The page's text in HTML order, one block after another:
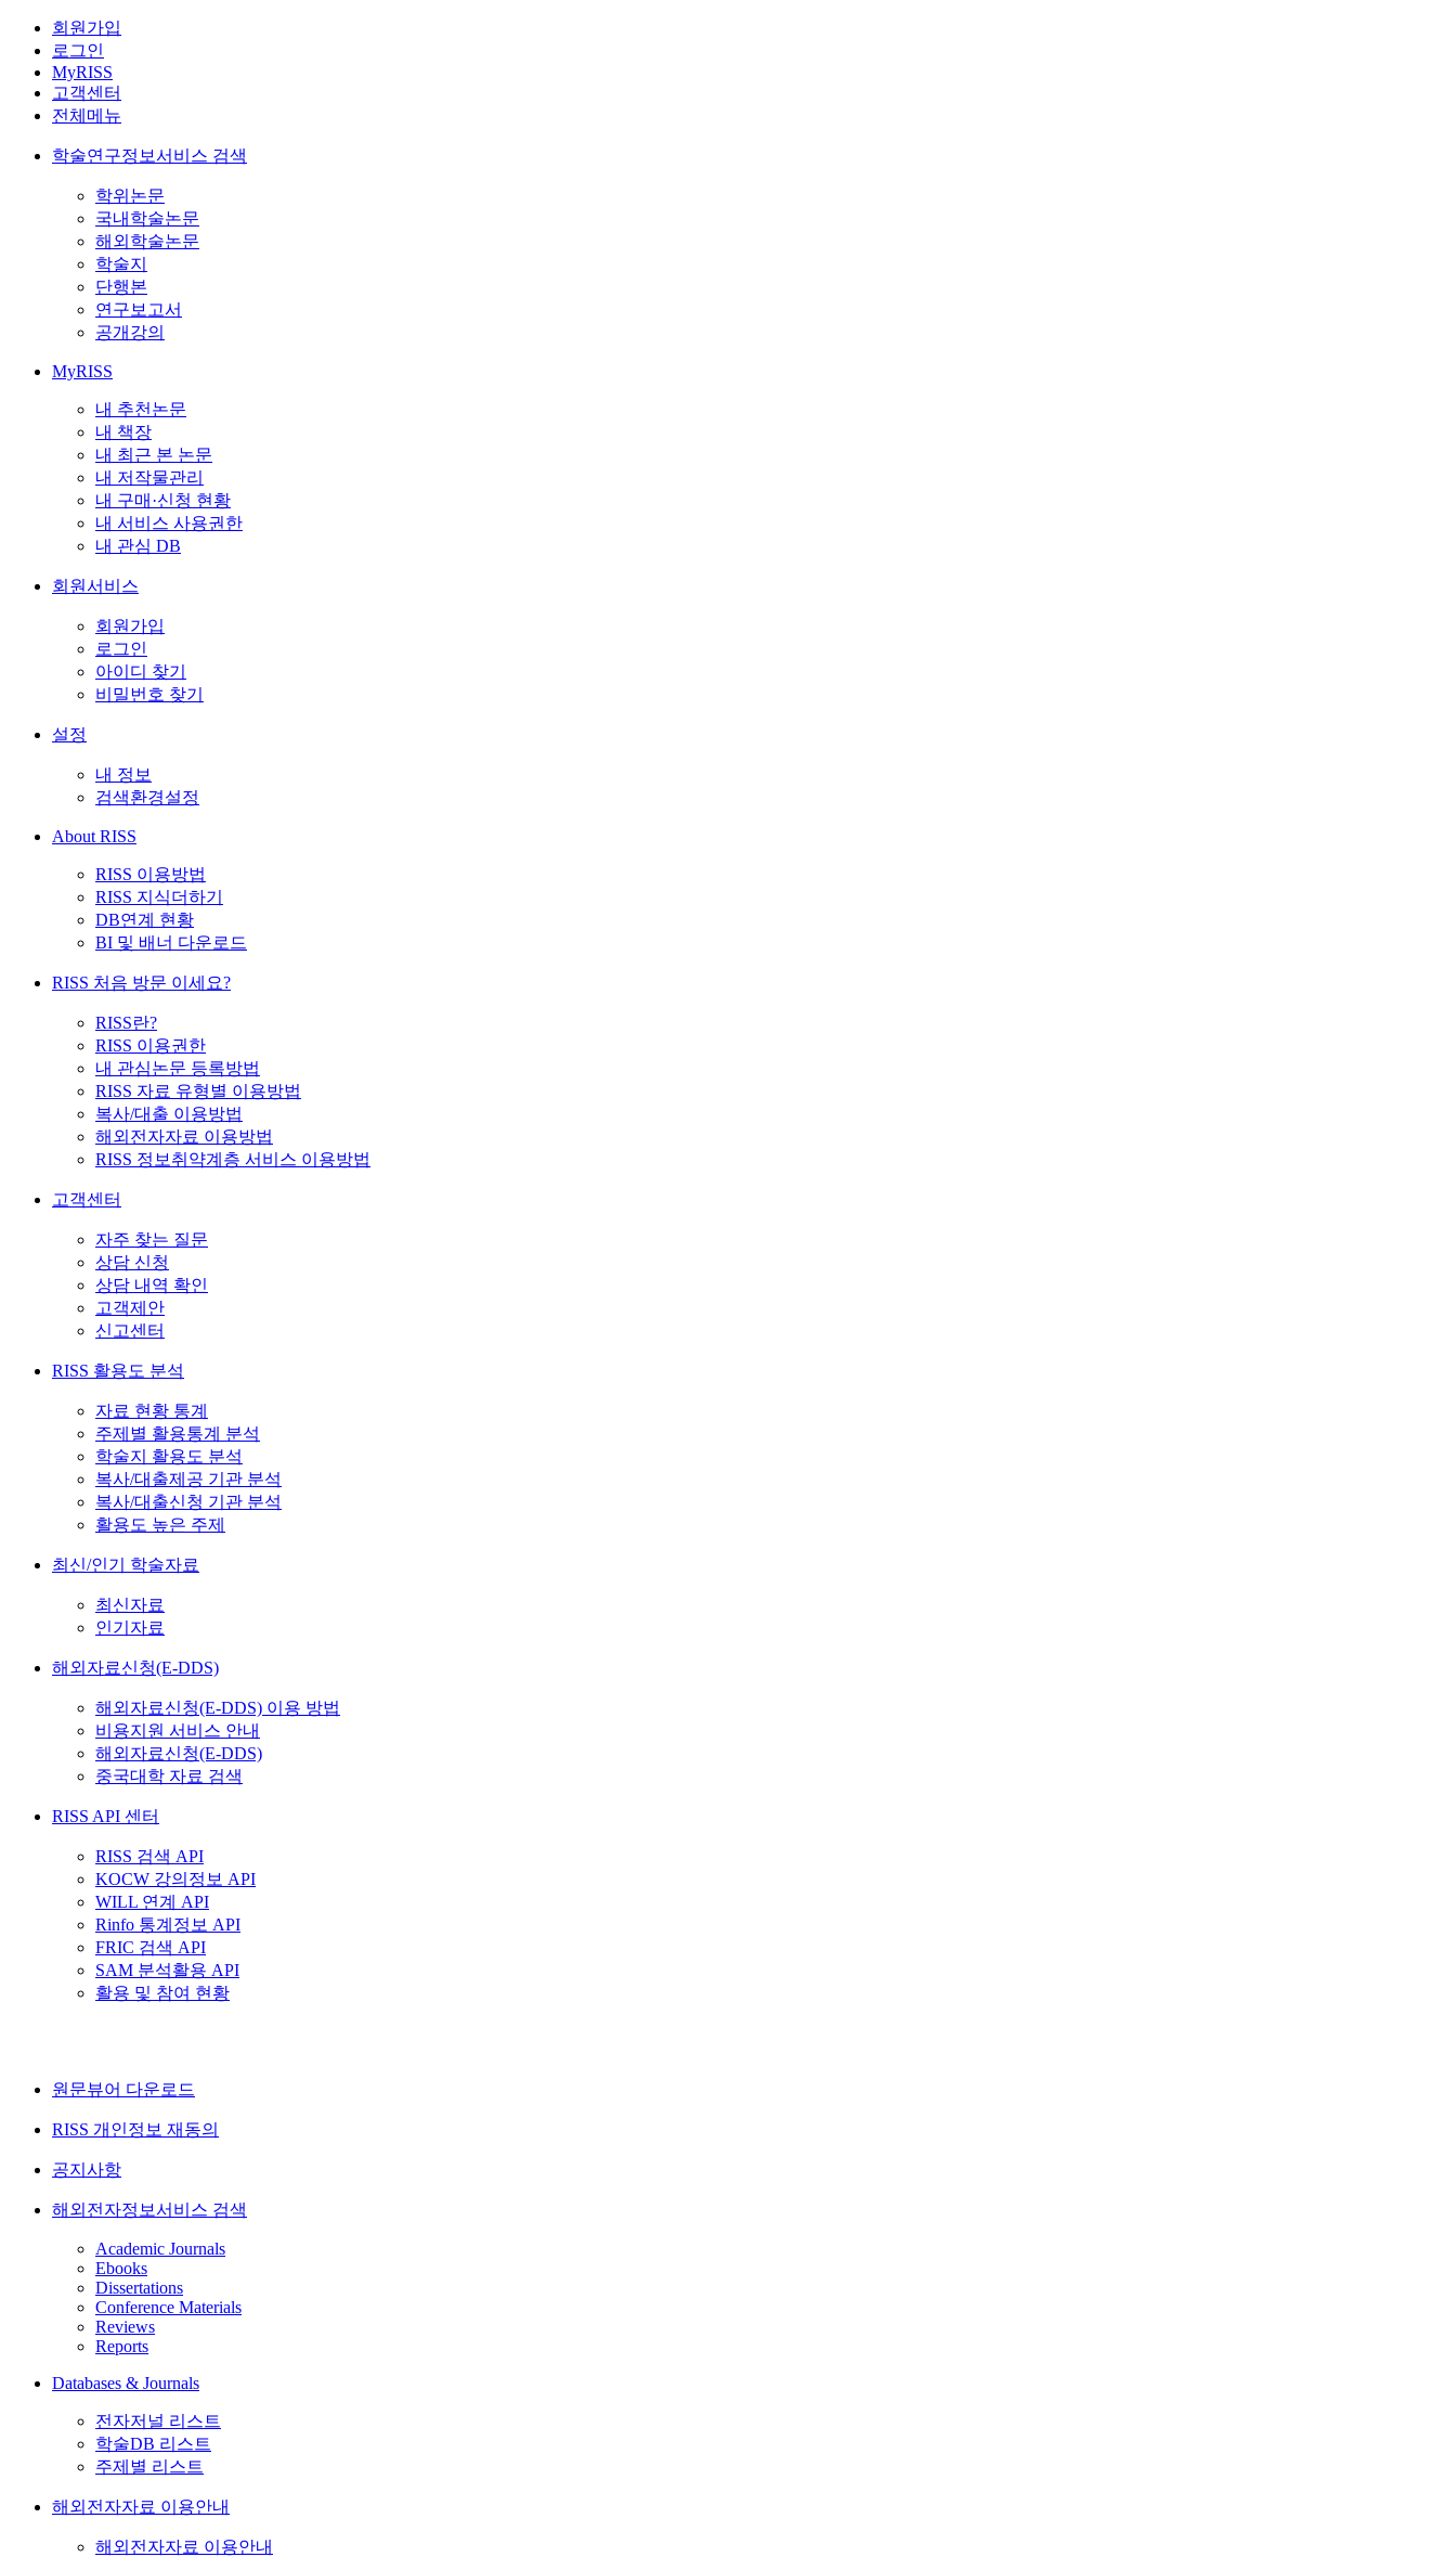
회원가입
로그인
MyRISS
고객센터
전체메뉴
학술연구정보서비스 검색
학위논문
국내학술논문
해외학술논문
학술지
단행본
연구보고서
공개강의
MyRISS
내 추천논문
내 책장
내 최근 본 논문
내 저작물관리
내 구매·신청 현황
내 서비스 사용권한
내 관심 DB
회원서비스
회원가입
로그인
아이디 찾기
비밀번호 찾기
설정
내 정보
검색환경설정
About RISS
RISS 이용방법
RISS 지식더하기
DB연계 현황
BI 및 배너 다운로드
RISS 처음 방문 이세요?
RISS란?
RISS 이용권한
내 관심논문 등록방법
RISS 자료 유형별 이용방법
복사/대출 이용방법
해외전자자료 이용방법
RISS 정보취약계층 서비스 이용방법
고객센터
자주 찾는 질문
상담 신청
상담 내역 확인
고객제안
신고센터
RISS 활용도 분석
자료 현황 통계
주제별 활용통계 분석
학술지 활용도 분석
복사/대출제공 기관 분석
복사/대출신청 기관 분석
활용도 높은 주제
최신/인기 학술자료
최신자료
인기자료
해외자료신청(E-DDS)
해외자료신청(E-DDS) 이용 방법
비용지원 서비스 안내
해외자료신청(E-DDS)
중국대학 자료 검색
RISS API 센터
RISS 검색 API
KOCW 강의정보 API
WILL 연계 API
Rinfo 통계정보 API
FRIC 검색 API
SAM 분석활용 API
활용 및 참여 현황
원문뷰어 다운로드
RISS 개인정보 재동의
공지사항
해외전자정보서비스 검색
Academic Journals
Ebooks
Dissertations
Conference Materials
Reviews
Reports
Databases & Journals
전자저널 리스트
학술DB 리스트
주제별 리스트
해외전자자료 이용안내
해외전자자료 이용안내